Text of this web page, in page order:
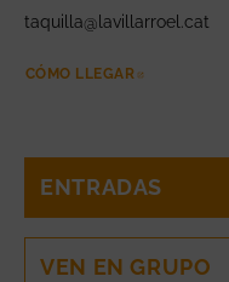
taquilla@lavillarroel.cat
CÓMO LLEGAR
ENTRADAS
VEN EN GRUPO